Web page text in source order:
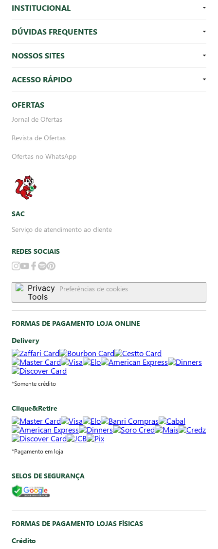
INSTITUCIONAL
DÚVIDAS FREQUENTES
NOSSOS SITES
ACESSO RÁPIDO
OFERTAS
Jornal de Ofertas
Revista de Ofertas
Ofertas no WhatsApp
SAC
Serviço de atendimento ao cliente
REDES SOCIAIS
Preferências de cookies
FORMAS DE PAGAMENTO LOJA ONLINE
Delivery
*Somente crédito
Clique&Retire
*Pagamento em loja
SELOS DE SEGURANÇA
FORMAS DE PAGAMENTO LOJAS FÍSICAS
Crédito